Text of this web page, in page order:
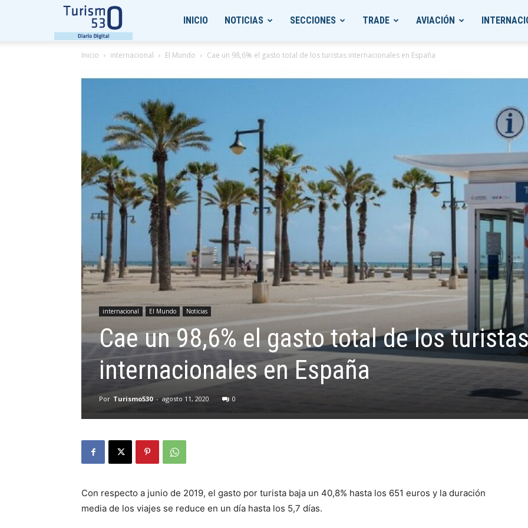
INICIO NOTICIAS SECCIONES TRADE AVIACIÓN
Inicio internacional El Mundo Cae un 98,6% el gasto total de los turistas internacionales en España
internacional El Mundo Noticias
Cae un 98,6% el gasto total de los
internacionales en España
Por Turismo530 - agosto 11, 2020 0
Con respecto a junio de 2019, el gasto por turista baja un 40,8% hasta los 651 euros y la duración
media de los viajes se reduce en un día hasta los 5,7 días.